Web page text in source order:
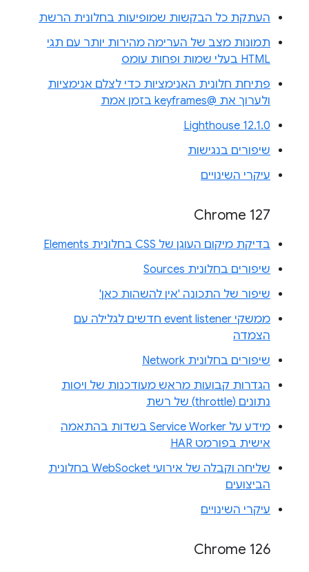
העתקת כל הבקשות שמופיעות בחלונית הרשת
תמונות מצב של הערימה מהירות יותר עם תגי
HTML בעלי שמות ופחות עומס
פתיחת חלונית האנימציות כדי לצלם אנימציות
ולערוך את @keyframes בזמן אמת
Lighthouse 12.1.0
שיפורים בנגישות
עיקרי השינויים
Chrome 127
בדיקת מיקום העוגן של CSS בחלונית Elements
שיפורים בחלונית Sources
שיפור של התכונה 'אין להשהות כאן'
ממשקי event listener חדשים לגלילה עם
הצמדה
שיפורים בחלונית Network
הגדרות קבועות מראש מעודכנות של ויסות
נתונים (throttle) של רשת
מידע על Service Worker בשדות בהתאמה
אישית בפורמט HAR
שליחה וקבלה של אירועי WebSocket בחלונית
הביצועים
עיקרי השינויים
Chrome 126